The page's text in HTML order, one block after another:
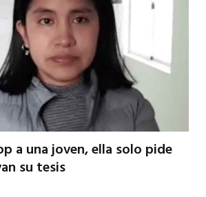
a una joven, ella solo pide
su tesis